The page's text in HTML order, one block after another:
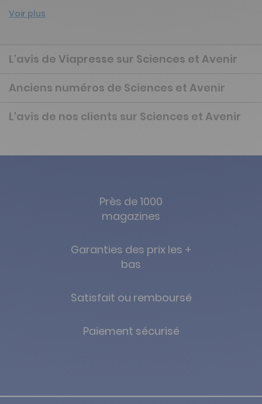
Voir plus
L'avis de Viapresse sur Sciences et Avenir
Anciens numéros de Sciences et Avenir
L'avis de nos clients sur Sciences et Avenir
Près de 1000
magazines
Garanties des prix les +
bas
Satisfait ou remboursé
Paiement sécurisé